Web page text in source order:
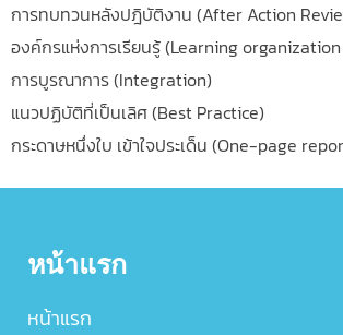
การทบทวนหลังปฎิบัติงาน (After Action
องค์กรแห่งการเรียนรู้ (Learning organization
การบูรณาการ (Integration)
แนวปฏิบัติที่เป็นเลิศ (Best Practice)
กระดาษหนึ่งใบ เข้าใจประเด็น (One-page
หน้าแรก
หน้าแรก